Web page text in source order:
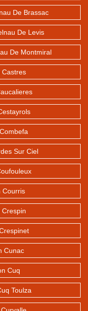
De Brassac
De Levis
De Montmiral
Castres
Sur Ciel
Courris
Cunac
Cuq
Toulza